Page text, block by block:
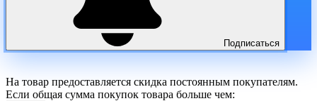
Подписаться
На товар предоставляется скидка постоянным покупателям.
Если общая сумма покупок товара больше чем: